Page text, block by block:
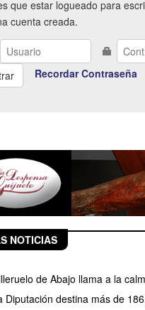
que estar logueado para
cuenta creada.
Recordar Contraseña
NOTICIAS
de Abajo llama a la
Diputación destina más de